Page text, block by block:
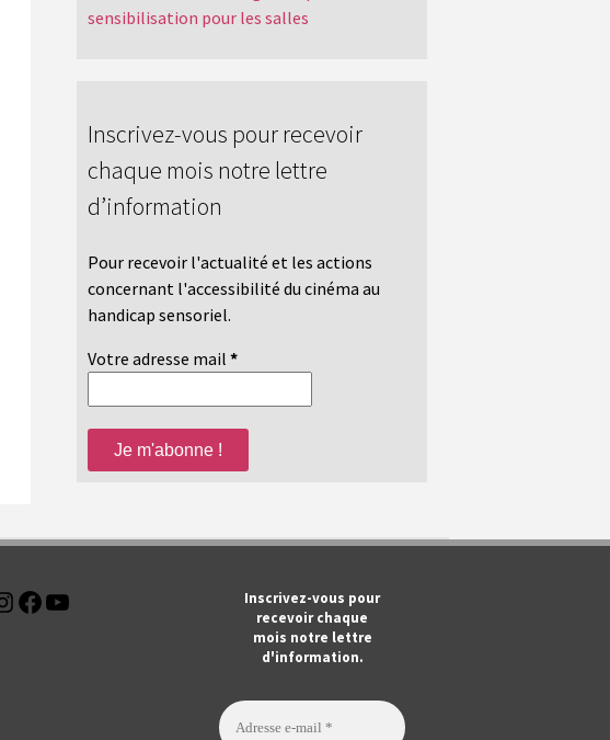
sensibilisation pour les salles
Inscrivez-vous pour recevoir
chaque mois notre lettre
d’information
Pour recevoir l'actualité et les actions
concernant l'accessibilité du cinéma au
handicap sensoriel.
Votre adresse mail *
Instagram
Facebook
Inscrivez-vous pour
recevoir chaque
mois notre lettre
d'information.